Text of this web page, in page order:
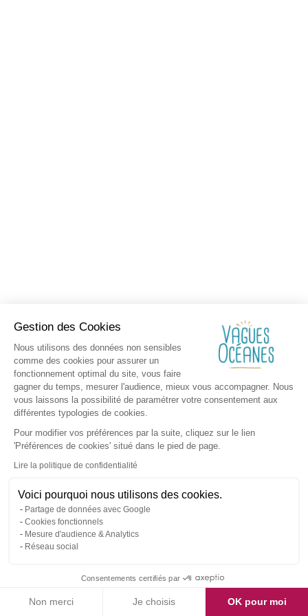
Gestion des Cookies
Nous utilisons des données non sensibles
comme des cookies pour assurer un
fonctionnement optimal du site, vous faire
gagner du temps, mesurer l'audience, mieux vous accompagner. Nous
vous laissons la possibilité de paramétrer votre consentement aux
différentes typologies de cookies.
Pour modifier vos préférences par la suite, cliquez sur le lien
'Préférences de cookies' situé dans le pied de page.
Lire la politique de confidentialité
Voici pourquoi nous utilisons des cookies.
Partage de données avec Google
Cookies fonctionnels
Mesure d'audience & Analytics
Réseau social
Consentements certifiés par
Non merci Je choisis OK pour moi